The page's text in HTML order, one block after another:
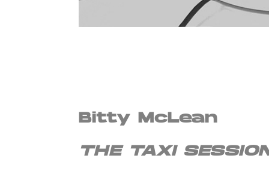
Bitty McLean
THE TAXI